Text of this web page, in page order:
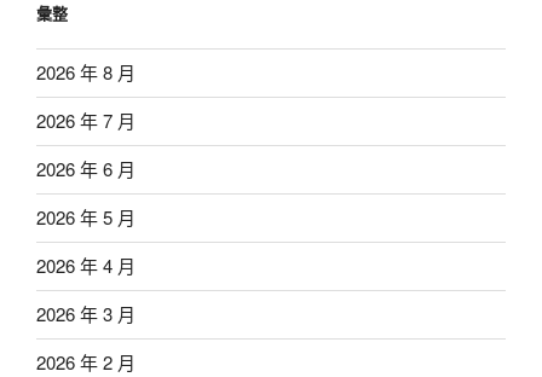
彙整
2026 年 8 月
2026 年 7 月
2026 年 6 月
2026 年 5 月
2026 年 4 月
2026 年 3 月
2026 年 2 月